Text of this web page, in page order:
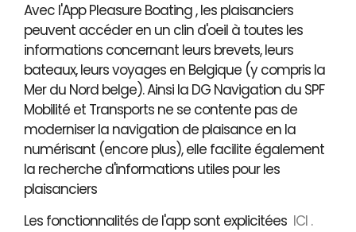
Avec l'App Pleasure Boating , les plaisanciers
peuvent accéder en un clin d'oeil à toutes les
informations concernant leurs brevets, leurs
bateaux, leurs voyages en Belgique (y compris la
Mer du Nord belge). Ainsi la DG Navigation du SPF
Mobilité et Transports ne se contente pas de
moderniser la navigation de plaisance en la
numérisant (encore plus), elle facilite également
la recherche d'informations utiles pour les
plaisanciers
Les fonctionnalités de l'app sont explicitées ICI .